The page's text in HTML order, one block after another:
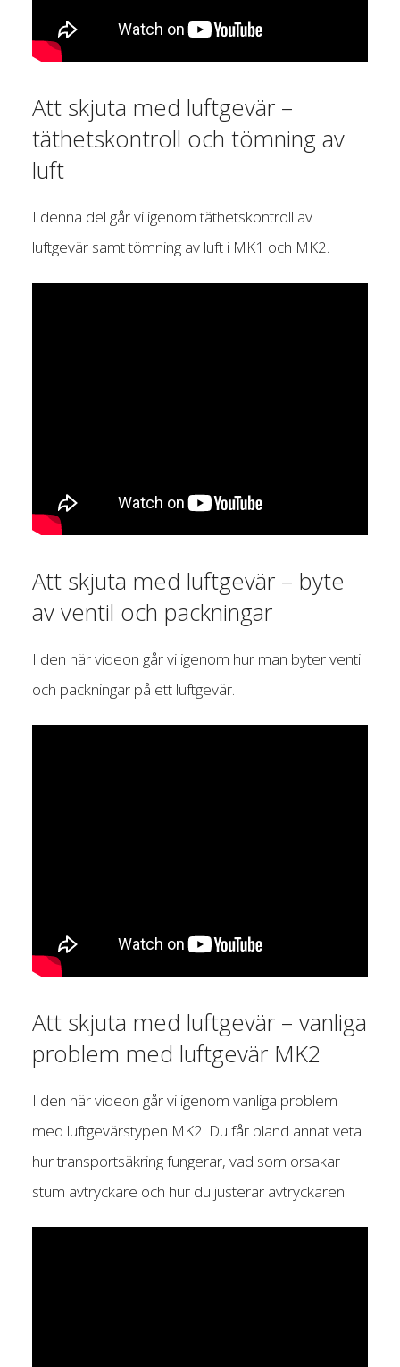
Att skjuta med luftgevär –
täthetskontroll och tömning av
luft
I denna del går vi igenom täthetskontroll av
luftgevär samt tömning av luft i MK1 och MK2.
Att skjuta med luftgevär – byte
av ventil och packningar
I den här videon går vi igenom hur man byter ventil
och packningar på ett luftgevär.
Att skjuta med luftgevär – vanliga
problem med luftgevär MK2
I den här videon går vi igenom vanliga problem
med luftgevärstypen MK2. Du får bland annat veta
hur transportsäkring fungerar, vad som orsakar
stum avtryckare och hur du justerar avtryckaren.